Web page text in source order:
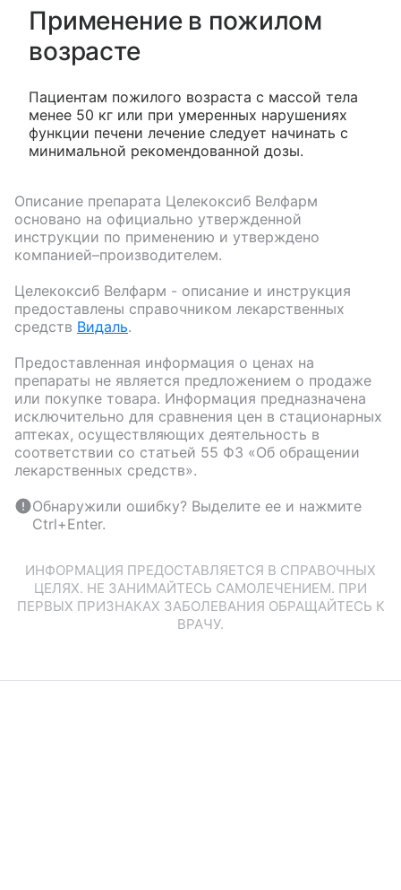
Применение в пожилом
возрасте
Пациентам пожилого возраста с массой тела
менее 50 кг или при умеренных нарушениях
функции печени лечение следует начинать с
минимальной рекомендованной дозы.
Описание препарата Целекоксиб Велфарм
основано на официально утвержденной
инструкции по применению и утверждено
компанией–производителем.
Целекоксиб Велфарм - описание и инструкция
предоставлены справочником лекарственных
средств Видаль.
Предоставленная информация о ценах на
препараты не является предложением о продаже
или покупке товара. Информация предназначена
исключительно для сравнения цен в стационарных
аптеках, осуществляющих деятельность в
соответствии со статьей 55 ФЗ «Об обращении
лекарственных средств».
Обнаружили ошибку? Выделите ее и нажмите
Ctrl+Enter.
ИНФОРМАЦИЯ ПРЕДОСТАВЛЯЕТСЯ В СПРАВОЧНЫХ
ЦЕЛЯХ. НЕ ЗАНИМАЙТЕСЬ САМОЛЕЧЕНИЕМ. ПРИ
ПЕРВЫХ ПРИЗНАКАХ ЗАБОЛЕВАНИЯ ОБРАЩАЙТЕСЬ К
ВРАЧУ.